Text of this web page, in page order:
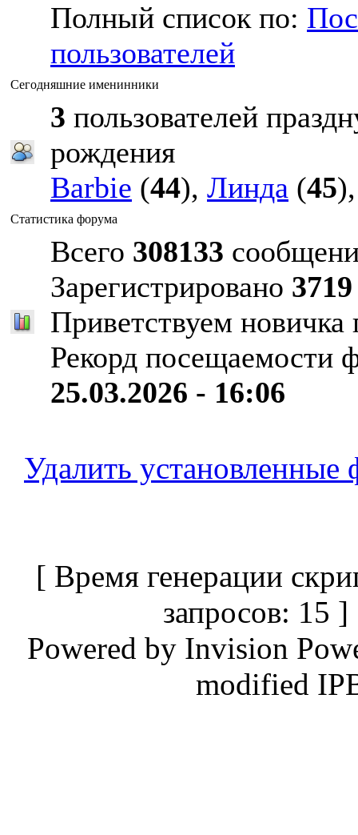
Полный список по:
пользователей
Сегодняшние именинники
3 пользователей
рождения
Barbie (44), Линда (45
Статистика форума
Всего 308133
Зарегистрировано 3719
Приветствуем
Рекорд посещаемости
25.03.2026 - 16:06
Удалить
[ Время генерации
запросов:
Powered by Invision
modified